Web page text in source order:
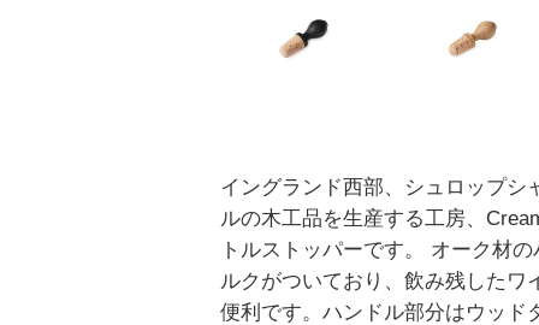
イングランド西部、シュロップシ
ルの木工品を生産する工房、
トルストッパーです。 オーク材
ルクがついており、飲み残したワ
便利です。ハンドル部分はウッド